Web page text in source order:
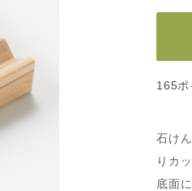
165ポ
石け
りカ
底面